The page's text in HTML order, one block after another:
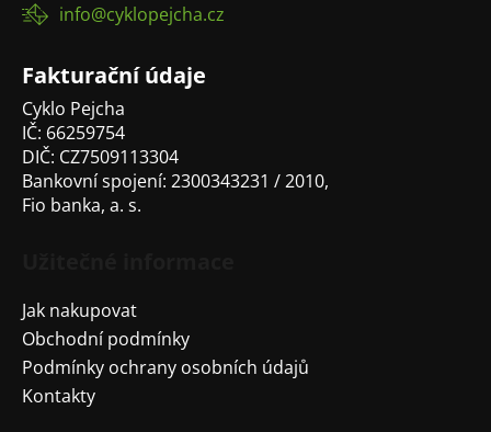
info@cyklopejcha.cz
Fakturační údaje
Cyklo Pejcha
IČ: 66259754
DIČ: CZ7509113304
Bankovní spojení: 2300343231 / 2010,
Fio banka, a. s.
Jak nakupovat
Obchodní podmínky
Podmínky ochrany osobních údajů
Kontakty